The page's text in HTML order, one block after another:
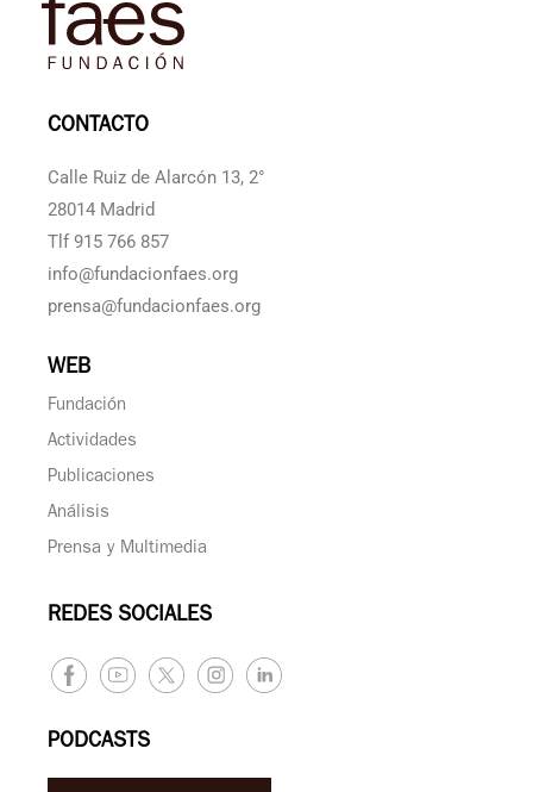
CONTACTO
Calle Ruiz de Alarcón 13, 2°
28014 Madrid
Tlf 915 766 857
info@fundacionfaes.org
prensa@fundacionfaes.org
WEB
Fundación
Actividades
Publicaciones
Análisis
Prensa y Multimedia
REDES SOCIALES
PODCASTS